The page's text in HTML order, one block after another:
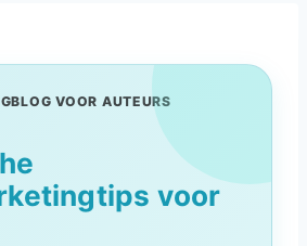
VOOR AUTEURS
voor